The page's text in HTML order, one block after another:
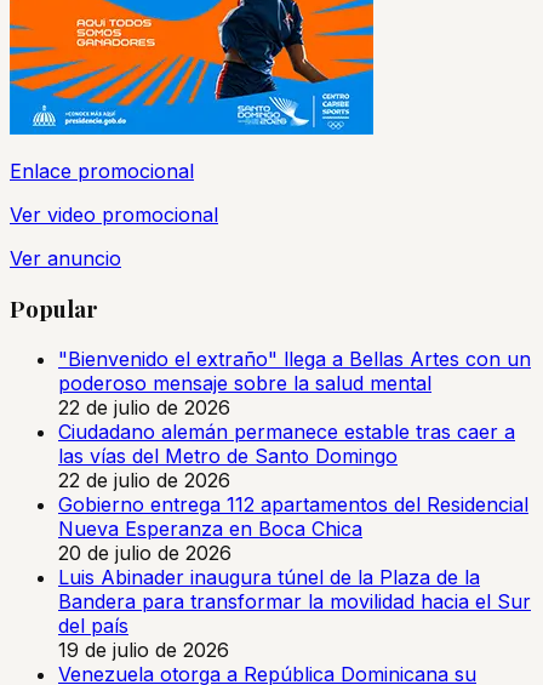
Enlace promocional
Ver video promocional
Ver anuncio
Popular
"Bienvenido el extraño" llega a Bellas Artes con un
poderoso mensaje sobre la salud mental
22 de julio de 2026
Ciudadano alemán permanece estable tras caer a
las vías del Metro de Santo Domingo
22 de julio de 2026
Gobierno entrega 112 apartamentos del Residencial
Nueva Esperanza en Boca Chica
20 de julio de 2026
Luis Abinader inaugura túnel de la Plaza de la
Bandera para transformar la movilidad hacia el Sur
del país
19 de julio de 2026
Venezuela otorga a República Dominicana su